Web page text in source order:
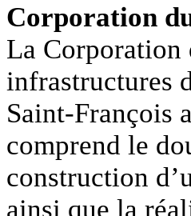
Corporation
La Corporation
infrastructures
Saint-François
comprend le
construction
ainsi que la